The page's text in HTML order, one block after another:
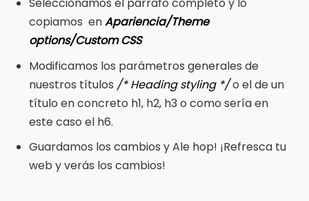
copiamos enApariencia/Theme
options/Custom CSS
Modificamos los parámetros generales de
nuestros títulos /* Heading styling */o el de un
título en concreto h1, h2, h3 o como sería en
este caso el h6.
Guardamos los cambios y Ale hop! ¡Refresca tu
web y verás los cambios!